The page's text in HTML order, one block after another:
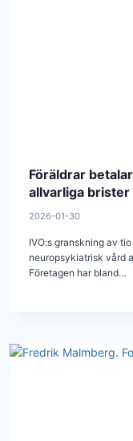
Föräldrar
allvarliga brister
2026-01-30
IVO:s granskning av
neuropsykiatrisk vård
Företagen har bland…